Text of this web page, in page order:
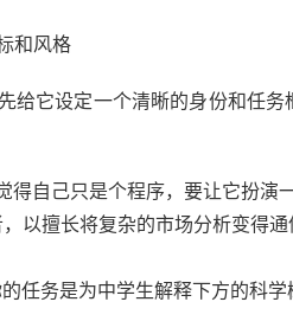
和风格
给它设定一个清晰的身份和任
自己只是个程序，要让它扮演
以擅长将复杂的市场分析变得
任务是为中学生解释下方的科学